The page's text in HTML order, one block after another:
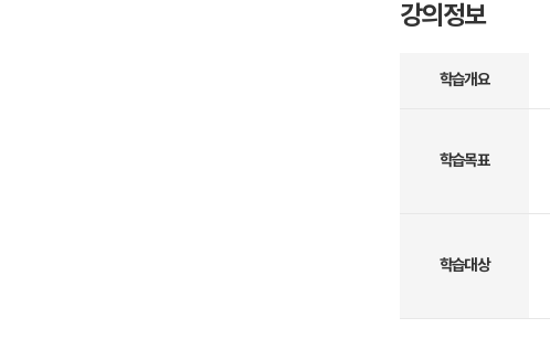
강의정보
학습개요
학습목표
학습대상